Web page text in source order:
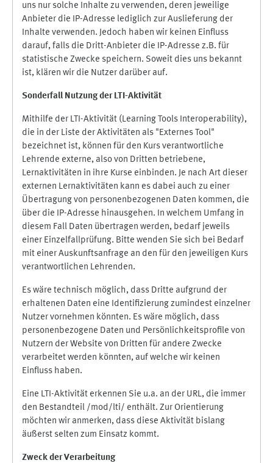
uns nur solche Inhalte zu verwenden, deren jeweilige
Anbieter die IP-Adresse lediglich zur Auslieferung der
Inhalte verwenden. Jedoch haben wir keinen Einfluss
darauf, falls die Dritt-Anbieter die IP-Adresse z.B. für
statistische Zwecke speichern. Soweit dies uns bekannt
ist, klären wir die Nutzer darüber auf.
Sonderfall Nutzung der LTI-Aktivität
Mithilfe der LTI-Aktivität (Learning Tools Interoperability),
die in der Liste der Aktivitäten als "Externes Tool"
bezeichnet ist, können für den Kurs verantwortliche
Lehrende externe, also von Dritten betriebene,
Lernaktivitäten in ihre Kurse einbinden. Je nach Art dieser
externen Lernaktivitäten kann es dabei auch zu einer
Übertragung von personenbezogenen Daten kommen, die
über die IP-Adresse hinausgehen. In welchem Umfang in
diesem Fall Daten übertragen werden, bedarf jeweils
einer Einzelfallprüfung. Bitte wenden Sie sich bei Bedarf
mit einer Auskunftsanfrage an den für den jeweiligen Kurs
verantwortlichen Lehrenden.
Es wäre technisch möglich, dass Dritte aufgrund der
erhaltenen Daten eine Identifizierung zumindest einzelner
Nutzer vornehmen könnten. Es wäre möglich, dass
personenbezogene Daten und Persönlichkeitsprofile von
Nutzern der Website von Dritten für andere Zwecke
verarbeitet werden könnten, auf welche wir keinen
Einfluss haben.
Eine LTI-Aktivität erkennen Sie u.a. an der URL, die immer
den Bestandteil /mod/lti/ enthält. Zur Orientierung
möchten wir anmerken, dass diese Aktivität bislang
äußerst selten zum Einsatz kommt.
Zweck der Verarbeitung